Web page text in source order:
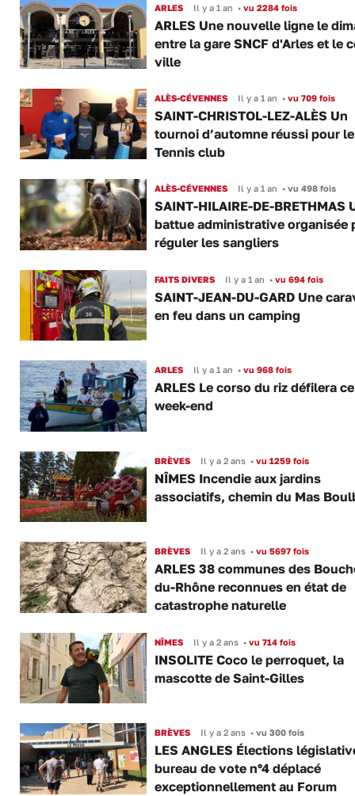
ARLES Il y a 1 an •vu 2284 fois
ARLES Une nouvelle ligne le
entre la gare SNCF d'Arles et le
ville
ALÈS-CÉVENNES Il y a 1 an •vu 709 fois
SAINT-CHRISTOL-LEZ-ALÈS Un
tournoi d’automne réussi pour le
Tennis club
ALÈS-CÉVENNES Il y a 1 an •vu 498 fois
SAINT-HILAIRE-DE-BRETHMAS
battue administrative organisée
réguler les sangliers
FAITS DIVERS Il y a 1 an •vu 694 fois
SAINT-JEAN-DU-GARD Une
en feu dans un camping
ARLES Il y a 1 an •vu 968 fois
ARLES Le corso du riz défilera ce
week-end
BRÈVES Il y a 2 ans •vu 1259 fois
NÎMES Incendie aux jardins
associatifs, chemin du Mas
BRÈVES Il y a 2 ans •vu 5697 fois
ARLES 38 communes des
du-Rhône reconnues en état de
catastrophe naturelle
NÎMES Il y a 2 ans •vu 714 fois
INSOLITE Coco le perroquet, la
mascotte de Saint-Gilles
BRÈVES Il y a 2 ans •vu 300 fois
LES ANGLES Élections
bureau de vote n°4 déplacé
exceptionnellement au Forum